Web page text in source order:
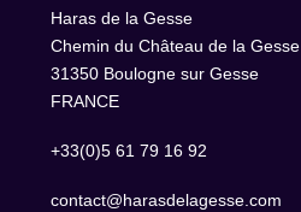
Haras de la Gesse
Chemin du Château de la Gesse
31350 Boulogne sur Gesse
FRANCE
+33(0)5 61 79 16 92
contact@harasdelagesse.com